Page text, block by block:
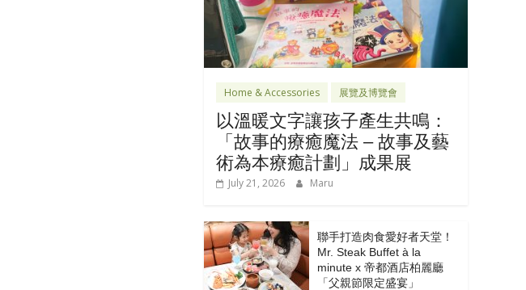
Home & Accessories 展覽及博覽會
以溫暖文字讓孩子產生共鳴：
「故事的療癒魔法 – 故事及藝
術為本療癒計劃」成果展
July 21, 2026 Maru
聯手打造肉食愛好者天堂！
Mr. Steak Buffet à la
minute x 帝都酒店柏麗廳
「⽗親節限定盛宴」